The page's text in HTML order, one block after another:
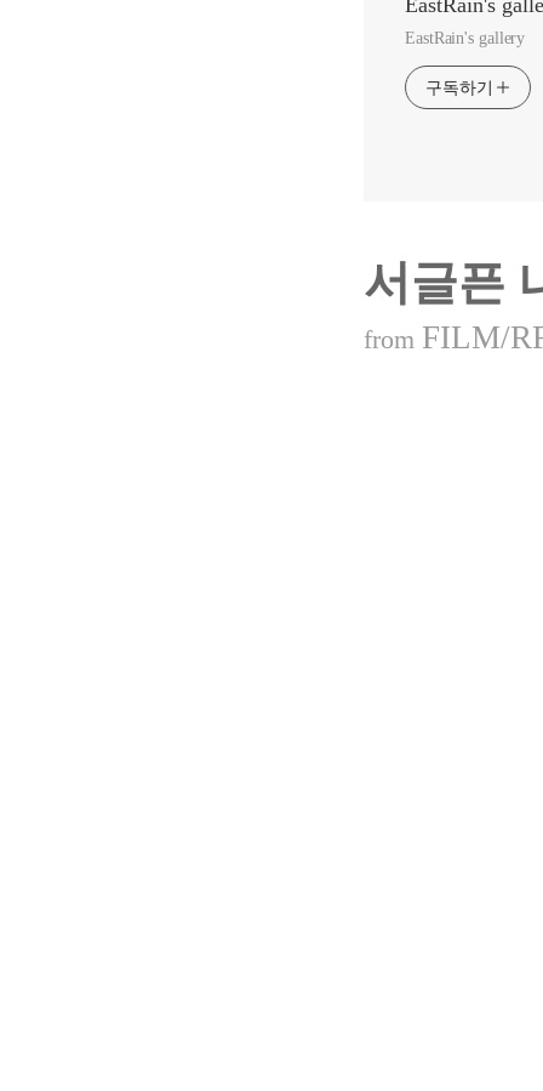
EastRain's
EastRain's gallery
구독하기
서글픈
from FILM/